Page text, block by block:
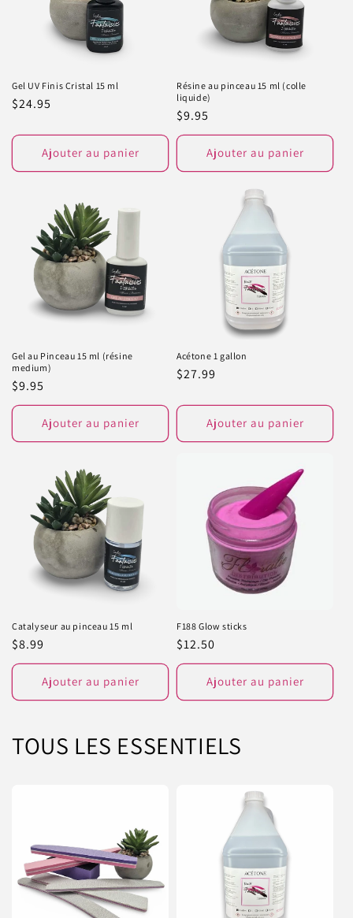
Gel UV Finis Cristal 15 ml
Prix
$24.95
Ajouter au panier
Résine au pinceau 15 ml (colle
liquide)
Prix
habituel
$9.95
Ajouter au panier
Gel au Pinceau 15 ml (résine
medium)
Prix
habituel
$9.95
Ajouter au panier
Acétone 1 gallon
Prix
$27.99
Ajouter au panier
Catalyseur au pinceau 15 ml
Prix
habituel
$8.99
Ajouter au panier
F188 Glow sticks
Prix
habituel
$12.50
Ajouter au panier
TOUS LES ESSENTIELS